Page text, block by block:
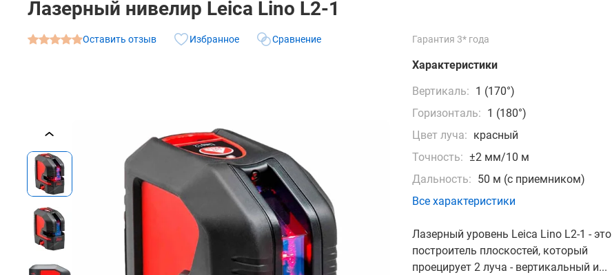
Лазерный нивелир Leica Lino L2-1
Оставить отзыв Избранное Сравнение Гарантия 3* года
Характеристики
Вертикаль: 1 (170°)
Горизонталь: 1 (180°)
Цвет луча: красный
Точность: ±2 мм/10 м
Дальность: 50 м (с приемником)
Все характеристики
Лазерный уровень Leica Lino L2-1 - это
построитель плоскостей, который
проецирует 2 луча - вертикальный и...